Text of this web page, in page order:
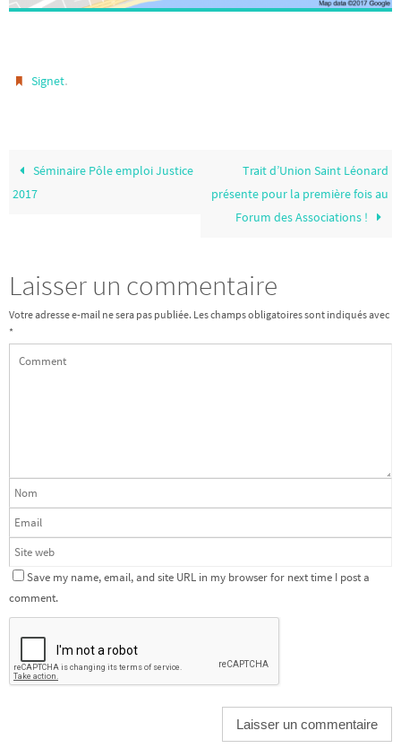
Signet.
Séminaire Pôle emploi Justice
2017
Trait d’Union Saint Léonard
présente pour la première fois au
Forum des Associations !
Laisser un commentaire
Votre adresse e-mail ne sera pas publiée. Les champs obligatoires sont indiqués avec
*
Save my name, email, and site URL in my browser for next time I post a
comment.